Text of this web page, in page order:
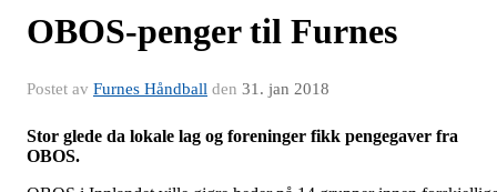
OBOS-penger til Furnes
Postet av Furnes Håndball den 31. jan 2018
Stor glede da lokale lag og foreninger fikk pengegaver fra
OBOS.